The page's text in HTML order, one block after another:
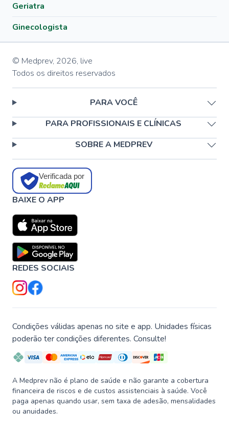
Geriatra
Ginecologista
© Medprev, 2026, live
Todos os direitos reservados
PARA VOCÊ
PARA PROFISSIONAIS E CLÍNICAS
SOBRE A MEDPREV
Verificada por
BAIXE O APP
REDES SOCIAIS
Condições válidas apenas no site e app. Unidades físicas
poderão ter condições diferentes. Consulte!
A Medprev não é plano de saúde e não garante a cobertura
financeira de riscos e de custos assistenciais à saúde. Você
paga apenas quando usar, sem taxa de adesão, mensalidades
ou anuidades.